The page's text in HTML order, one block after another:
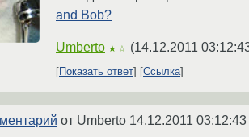
and Bob?
Umberto ★☆ (14.12.2011
Показать ответ Ссылка
от Umberto 14.12.2011